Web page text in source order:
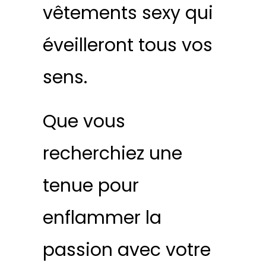
vêtements sexy qui
éveilleront tous vos
sens.
Que vous
recherchiez une
tenue pour
enflammer la
passion avec votre